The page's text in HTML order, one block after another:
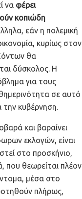
να φέρει
κοπιώδη
εάν η πολεμική
κυρίως στον
θα
δύσκολος. Η
για τους
σε αυτό
την κυβέρνηση.
και βαραίνει
εκλογών, είναι
στο προσκήνιο,
που θεωρείται πλέον
μέσα στο
πλήρως,